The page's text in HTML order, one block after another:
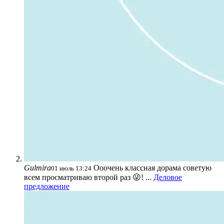
Gulmira01 июль 13:24 Ооочень классная дорама советую
всем просматриваю второй раз 😜! ... Деловое
предложение